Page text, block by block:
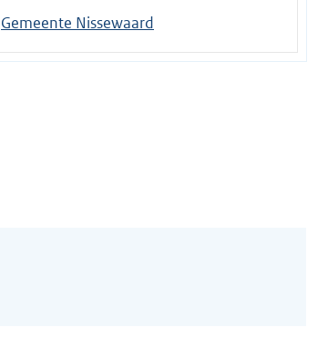
n
e
Gemeente Nissewaard